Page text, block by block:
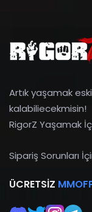
Artık yaşamak
kalabiliecekmisin!
RigorZ Yaşamak
Sipariş Sorunları
ÜCRETSIZ